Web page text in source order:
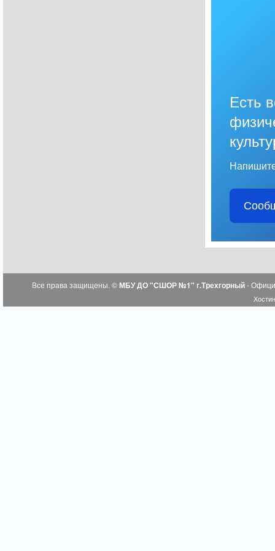
Есть
Все права защищены. ©МБУ ДО "СШОР №1" г.Трехгорный-